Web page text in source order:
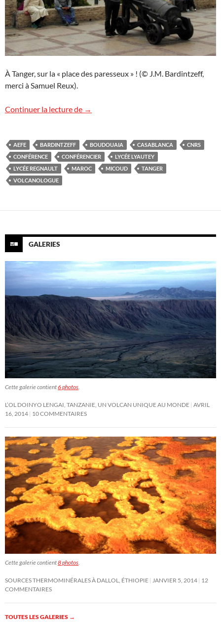
À Tanger, sur la « place des paresseux » ! (© J.M. Bardintzeff,
merci à Samuel Reux).
Continuer la lecture de Cycle de conférences au Maroc
→
AEFE BARDINTZEFF BOUDOUAIA CASABLANCA
CNRS
CONFÉRENCE
CONFÉRENCIER
LYCÉE LYAUTEY
LYCÉE REGNAULT
MAROC MICOUD
TANGER
VOLCANOLOGUE
GALERIES
Cette galerie contient6 photos.
L’OL DOINYO LENGAI, TANZANIE, UN VOLCAN UNIQUE AU MONDE AVRIL
16, 2014 10 COMMENTAIRES
Cette galerie contient8 photos.
SOURCES THERMOMINÉRALES À DALLOL, ÉTHIOPIE JANVIER 5, 2014 12
COMMENTAIRES
TOUTES LES GALERIES →